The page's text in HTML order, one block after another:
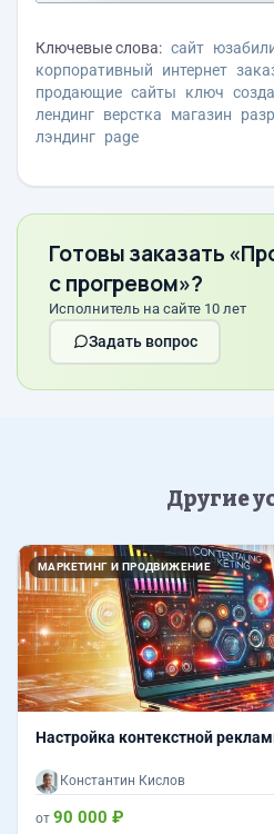
Ключевые слова: сайт
корпоративный
интернет
продающие сайты ключ
лендинг верстка магазин
лэндинг page
Готовы заказать
с прогревом»?
Исполнитель на сайте 10 лет
Задать вопрос
Другие
МАРКЕТИНГ И ПРОДВИЖЕНИЕ
Настройка контекстной
Константин Кислов
от 90 000 ₽